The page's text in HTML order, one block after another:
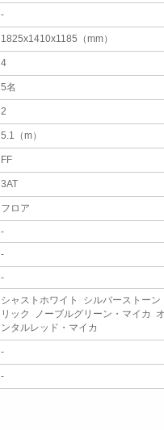
-
1825x1410x1185（mm）
4
5名
2
5.1（m）
FF
3AT
フロア
-
-
-
シャストホワイト シルバーストーン
リック ノーブルグリーン・マイカ
ンタルレッド・マイカ
-
-